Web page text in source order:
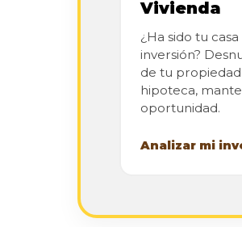
Vivienda
¿Ha sido tu
inversión?
de tu
hipoteca,
oportunidad.
Analizar mi